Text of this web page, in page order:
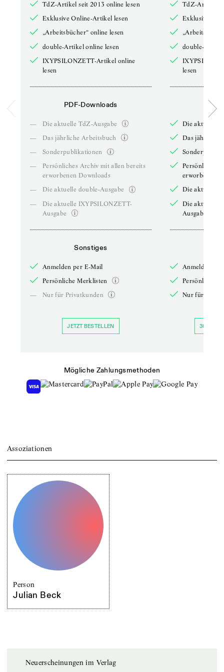
TdZ-Artikel seit 2013 online lesen
Exklusive Online-Artikel lesen
„Arbeitsbücher“ online lesen
double-Artikel online lesen
IXYPSILONZETT-Artikel online
lesen
PDF-Downloads
—
Die aktuelle TdZ-Ausgabe
—
Das jährliche Arbeitsbuch
—
Sonderpublikationen
—
Persönliches Archiv mit allen bereits
erworbenen Downloads
—
Die aktuelle double-Ausgabe
—
Die aktuelle IXYPSILONZETT-
Ausgabe
Sonstiges
Anmelden per E-Mail
Persönliche Merklisten
—
Nur für Privatkunden
JETZT BESTELLEN
TdZ-Artikel
Exklusive
double-
lesen
Die aktuelle
Das jährliche
Persönliches
erworbenen
Die aktuelle
Die aktuelle
Ausgabe
Anmelden
Persönliche
Nur für
30 TAGE
Mögliche Zahlungsmethoden
Assoziationen
Person
Julian Beck
Neuerscheinungen im Verlag